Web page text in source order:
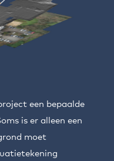
een bepaalde
is er alleen een
moet